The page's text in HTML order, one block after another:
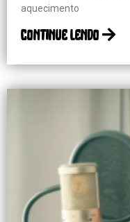
aquecimento
continue lendo